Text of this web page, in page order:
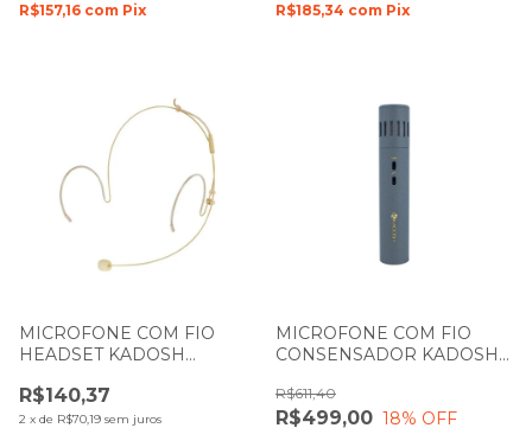
R$157,16 com Pix R$185,34 com Pix
MICROFONE COM FIO
HEADSET KADOSH
R$140,37
2 x de R$70,19 sem juros
MICROFONE COM FIO
CONSENSADOR KADOSH
R$499,00
R$611,40
18% OFF